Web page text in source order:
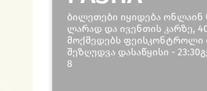
ბილეთები იყიდება ონლაინ
ლარად და ივენთის კარზე,
მოქმედებს ფეისკონტროლი
შეზღუდვა დასაწყისი -
8